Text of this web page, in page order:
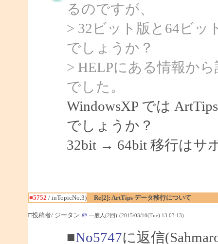
るのですが、
> 32ビット版と64ビッ
でしょうか？
> HELPにある情報か
でした。
WindowsXP では
でしょうか？
32bit → 64bit 移行はサ
■5752 / inTopicNo.3) Re[2]: ArtTips データ移行について
□投稿者/ ジータン ＠ 一般人(2回)-(2015/03/10(Tue) 13:03:13)
■No5747に返信